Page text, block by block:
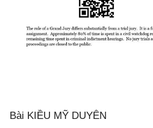
Bài KIỀU MỸ DUYÊN